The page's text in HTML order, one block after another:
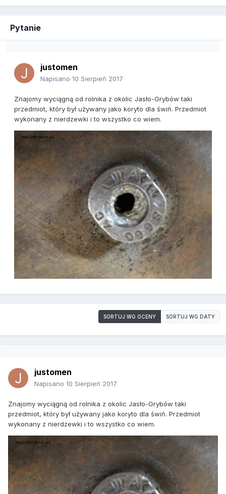
Pytanie
justomen
Napisano 10 Sierpień 2017
Znajomy wyciągną od rolnika z okolic Jasło-Grybów taki
przedmiot, który był używany jako koryto dla świń. Przedmiot
wykonany z nierdzewki i to wszystko co wiem.
SORTUJ WG OCENY SORTUJ WG DATY
justomen
Napisano 10 Sierpień 2017
Znajomy wyciągną od rolnika z okolic Jasło-Grybów taki
przedmiot, który był używany jako koryto dla świń. Przedmiot
wykonany z nierdzewki i to wszystko co wiem.